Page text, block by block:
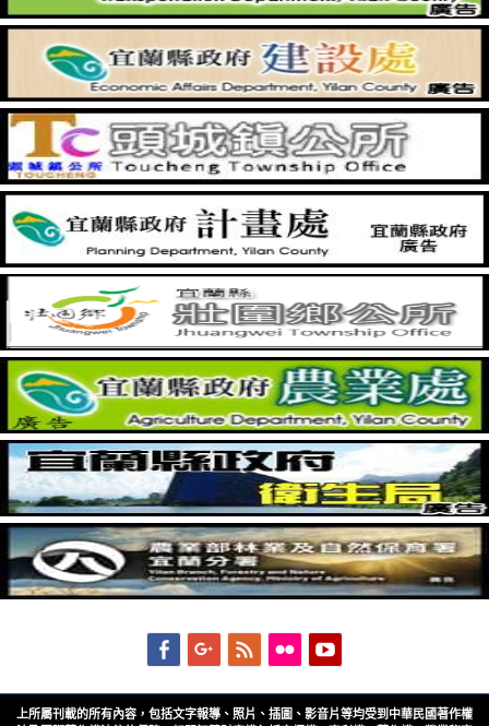
FacebookGoogleplus
Feed Flickr
上所屬刊載的所有內容，包括文字報導、照片、插圖、影音片等均受到中華民國著作權